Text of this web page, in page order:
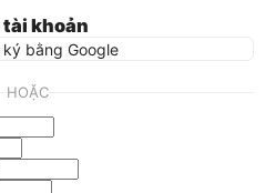
tài khoản
bằng Google
HOẶC